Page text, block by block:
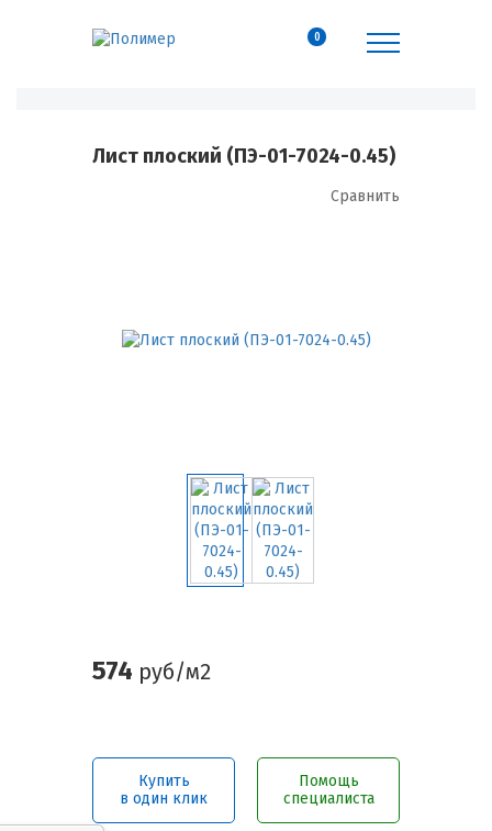
0
Лист плоский (ПЭ-01-7024-0.45)
Сравнить
574 руб/м2
Купить
в один клик
Помощь
специалиста